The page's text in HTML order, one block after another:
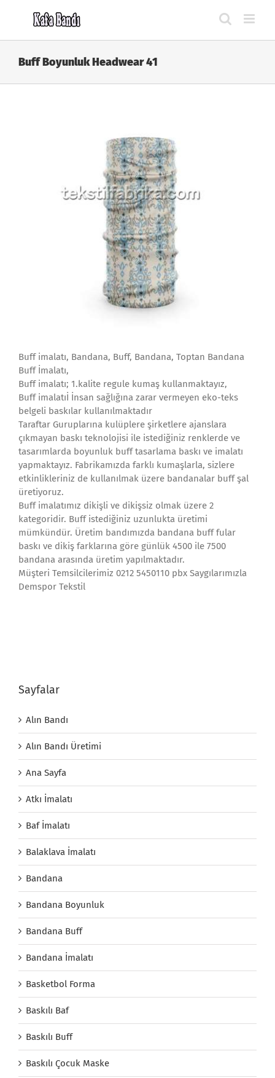
Buff Boyunluk Headwear 41
Buff imalatı, Bandana, Buff, Bandana, Toptan Bandana
Buff İmalatı,
Buff imalatı; 1.kalite regule kumaş kullanmaktayız,
Buff imalatıİ İnsan sağlığına zarar vermeyen eko-teks
belgeli baskılar kullanılmaktadır
Taraftar Guruplarına kulüplere şirketlere ajanslara
çıkmayan baskı teknolojisi ile istediğiniz renklerde ve
tasarımlarda boyunluk buff tasarlama baskı ve imalatı
yapmaktayız. Fabrikamızda farklı kumaşlarla, sizlere
etkinlikleriniz de kullanılmak üzere bandanalar buff şal
üretiyoruz.
Buff imalatımız dikişli ve dikişsiz olmak üzere 2
kategoridir. Buff istediğiniz uzunlukta üretimi
mümkündür. Üretim bandımızda bandana buff fular
baskı ve dikiş farklarına göre günlük 4500 ile 7500
bandana arasında üretim yapılmaktadır.
Müşteri Temsilcilerimiz 0212 5450110 pbx Saygılarımızla
Demspor Tekstil
Sayfalar
Alın Bandı
Alın Bandı Üretimi
Ana Sayfa
Atkı İmalatı
Baf İmalatı
Balaklava İmalatı
Bandana
Bandana Boyunluk
Bandana Buff
Bandana İmalatı
Basketbol Forma
Baskılı Baf
Baskılı Buff
Baskılı Çocuk Maske